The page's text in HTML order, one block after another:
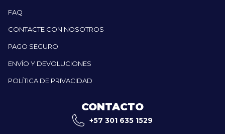
FAQ
CONTACTE CON NOSOTROS
PAGO SEGURO
ENVÍO Y DEVOLUCIONES
POLÍTICA DE PRIVACIDAD
CONTACTO
+57 301 635 1529